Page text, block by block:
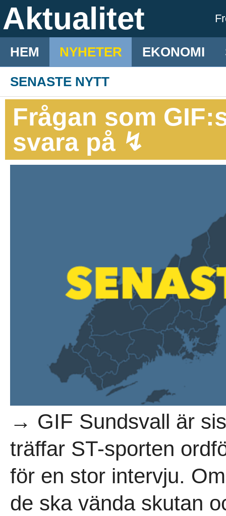
Aktualitet
HEM NYHETER EKONOMI
SENASTE NYTT
Frågan som
svara på ↯
→ GIF Sundsvall är
träffar ST-sporten
för en stor intervju.
de ska vända skutan